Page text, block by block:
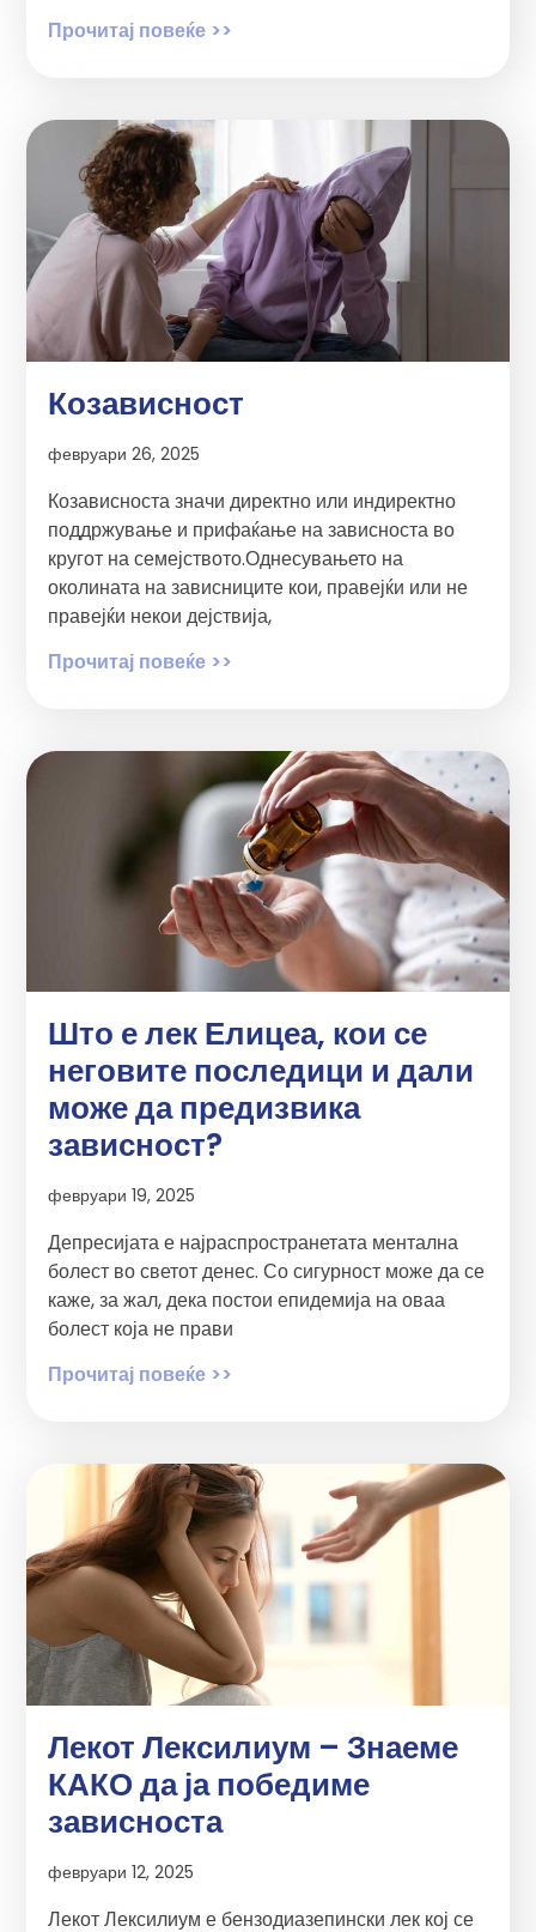
Прочитај повеќе >>
Козависност
февруари 26, 2025
Козависноста значи директно или индиректно
поддржување и прифаќање на зависноста во
кругот на семејството.Однесувањето на
околината на зависниците кои, правејќи или не
правејќи некои дејствија,
Прочитај повеќе >>
Што е лек Елицеа, кои се
неговите последици и дали
може да предизвика
зависност?
февруари 19, 2025
Депресијата е најраспространетата ментална
болест во светот денес. Со сигурност може да се
каже, за жал, дека постои епидемија на оваа
болест која не прави
Прочитај повеќе >>
Лекот Лексилиум – Знаеме
КАКО да ја победиме
зависноста
февруари 12, 2025
Лекот Лексилиум е бензодиазепински лек кој се